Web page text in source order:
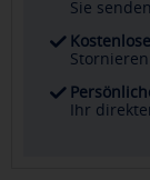
Sie
Ihr